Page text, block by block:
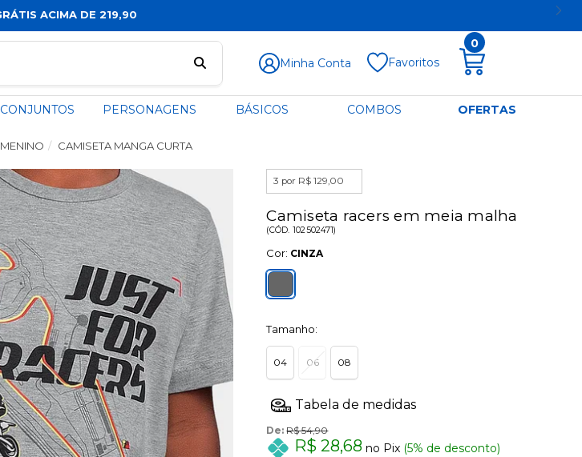
Minha Conta Favoritos
0
CONJUNTOS PERSONAGENS BÁSICOS COMBOS OFERTAS
MENINO CAMISETA MANGA CURTA
3 por R$ 129,00
Camiseta racers em meia malha
(CÓD. 102502471)
Cor: CINZA
Tamanho:
04 06 08
De:R$ 54,90
R$ 28,68 no Pix (5% de desconto)